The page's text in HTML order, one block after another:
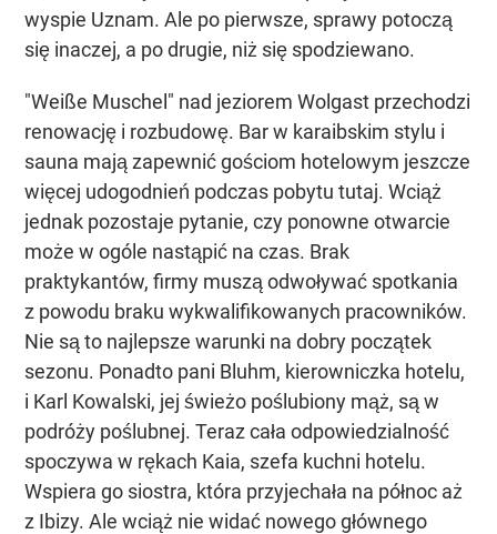
wyspie Uznam. Ale po pierwsze, sprawy potoczą
się inaczej, a po drugie, niż się spodziewano.
"Weiße Muschel" nad jeziorem Wolgast przechodzi
renowację i rozbudowę. Bar w karaibskim stylu i
sauna mają zapewnić gościom hotelowym jeszcze
więcej udogodnień podczas pobytu tutaj. Wciąż
jednak pozostaje pytanie, czy ponowne otwarcie
może w ogóle nastąpić na czas. Brak
praktykantów, firmy muszą odwoływać spotkania
z powodu braku wykwalifikowanych pracowników.
Nie są to najlepsze warunki na dobry początek
sezonu. Ponadto pani Bluhm, kierowniczka hotelu,
i Karl Kowalski, jej świeżo poślubiony mąż, są w
podróży poślubnej. Teraz cała odpowiedzialność
spoczywa w rękach Kaia, szefa kuchni hotelu.
Wspiera go siostra, która przyjechała na północ aż
z Ibizy. Ale wciąż nie widać nowego głównego